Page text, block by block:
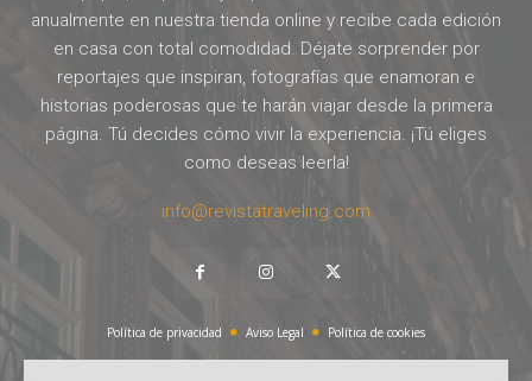
anualmente en nuestra tienda online y recibe cada edición
en casa con total comodidad. Déjate sorprender por
reportajes que inspiran, fotografías que enamoran e
historias poderosas que te harán viajar desde la primera
página. Tú decides cómo vivir la experiencia. ¡Tú eliges
como deseas leerla!
info@revistatraveling.com
Política de privacidad Aviso Legal Política de cookies